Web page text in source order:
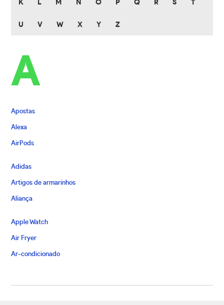
K L M N O P Q R S T
U V W X Y Z
A
Apostas
Alexa
AirPods
Adidas
Artigos de armarinhos
Aliança
Apple Watch
Air Fryer
Ar-condicionado